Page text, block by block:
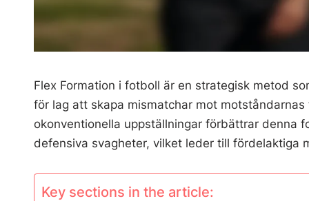
Flex Formation i fotboll är en strategisk metod
för lag att skapa mismatchar mot
okonventionella uppställningar förbättrar denna
defensiva svagheter, vilket leder till fördelaktiga
Key sections in the article: